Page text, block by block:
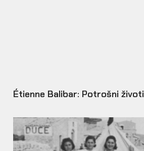
Étienne Balibar: Potrošni životi